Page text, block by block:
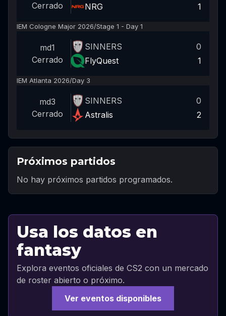
Cerrado
NRG
1
IEM Cologne Major 2026/Stage 1 - Day 1
md1
Cerrado
SINNERS
0
FlyQuest
1
IEM Atlanta 2026/Day 3
md3
Cerrado
SINNERS
0
Astralis
2
Próximos partidos
No hay próximos partidos programados.
Usa los datos en
fantasy
Explora eventos oficiales de CS2 con un mercado
de roster abierto o próximo.
Ver eventos disponibles